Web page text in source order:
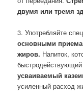
двумя или тремя
3. Употребляйте
основными
жиров. Напиток,
усваиваемый
усиленный расход